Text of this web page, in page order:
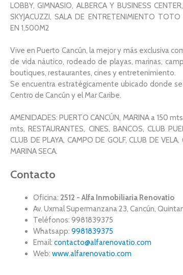
LOBBY, GIMNASIO, ALBERCA Y BUSINESS
SKYJACUZZI, SALA DE ENTRETENIMIENTO
EN 1,500M2
Vive en Puerto Cancún, la mejor y más exclusiva
de vida náutico, rodeado de playas, marinas,
boutiques, restaurantes, cines y entretenimiento.
Se encuentra estratégicamente ubicado donde
Centro de Cancún y el Mar Caribe.
AMENIDADES: PUERTO CANCÚN, MARINA a 150
mts, RESTAURANTES, CINES, BANCOS, CLUB
CLUB DE PLAYA, CAMPO DE GOLF, CLUB DE
MARINA SECA.
Contacto
Oficina: 2512 - Alfa Inmobiliaria Renovatio
Av. Uxmal Supermanzana 23, Cancún,
Teléfonos: 9981839375
Whatsapp: 9981839375
Email: contacto@alfarenovatio.com
Web: www.alfarenovatio.com